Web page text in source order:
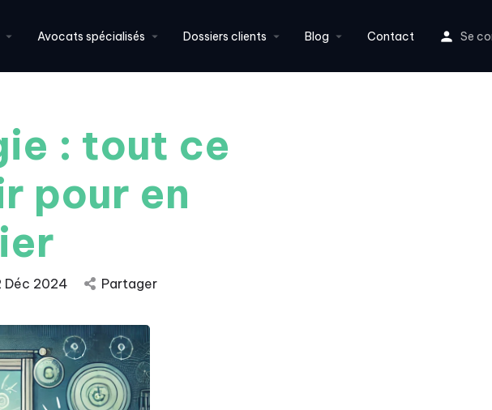
Avocats spécialisés Dossiers clients Blog Contact Se
: tout ce
pour en
Déc 2024 Partager